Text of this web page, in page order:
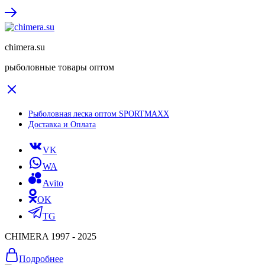
chimera.su
рыболовные товары оптом
Рыболовная леска оптом SPORTMAXX
Доставка и Оплата
VK
WA
Avito
OK
TG
CHIMERA 1997 - 2025
Подробнее